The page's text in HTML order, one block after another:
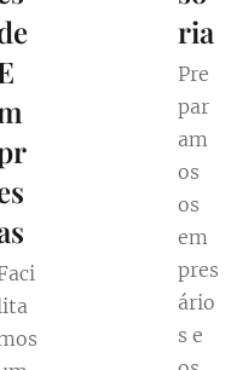
ria
Pre
par
am
os
os
em
pres
ário
s e